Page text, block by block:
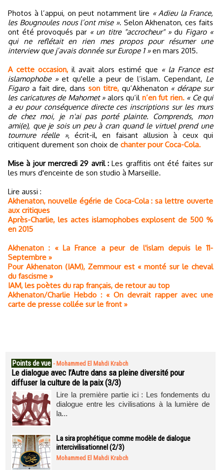
Photos à l’appui, on peut notamment lire « Adieu la France,
les Bougnoules nous l’ont mise ». Selon Akhenaton, ces faits
ont été provoqués par « un titre "accrocheur" »du Figaro «
qui ne reflétait en rien mes propos pour résumer une
interview que j’avais donnée sur Europe 1 »en mars 2015.
A cette occasion, il avait alors estimé que « la France est
islamophobe »et qu'elle a peur de l’islam. Cependant, Le
Figaroa fait dire, dans son titre,qu’Akhenaton « dérape sur
les caricatures de Mahomet »alors qu’il n’en fut rien. « Ce qui
a eu pour conséquence directe ces inscriptions sur les murs
de chez moi, je n'ai pas porté plainte. Comprends, mon
ami(e), que je sois un peu à cran quand le virtuel prend une
tournure réelle », écrit-il, en faisant allusion à ceux qui
critiquent durement son choix de chanter pour Coca-Cola.
Mise à jour mercredi 29 avril : Les graffitis ont été faites sur
les murs d'enceinte de son studio à Marseille.
Lire aussi :
Akhenaton, nouvelle égérie de Coca-Cola : sa lettre ouverte
aux critiques
Après-Charlie, les actes islamophobes explosent de 500 %
en 2015
Akhenaton : « La France a peur de l'islam depuis le 11-
Septembre »
Pour Akhenaton (IAM), Zemmour est « monté sur le cheval
du fascisme »
IAM, les poètes du rap français, de retour au top
Akhenaton/Charlie Hebdo : « On devrait rapper avec une
carte de presse collée sur le front »
Points de vue - Mohammed El Mahdi Krabch
Le dialogue avec l’Autre dans sa pleine diversité pour
diffuser la culture de la paix (3/3)
Lire la première partie ici : Les fondements du
dialogue entre les civilisations à la lumière de
la...
La sira prophétique comme modèle de dialogue
intercivilisationnel (2/3)
Mohammed El Mahdi Krabch